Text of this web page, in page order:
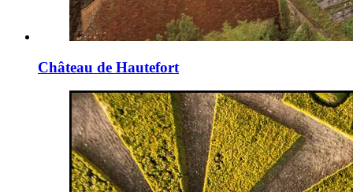
Château de Hautefort